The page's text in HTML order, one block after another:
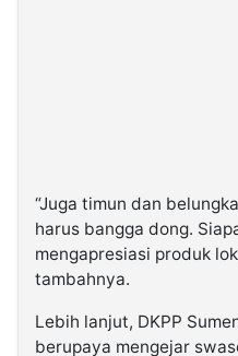
“Juga timun dan
harus bangga dong.
mengapresiasi produk
tambahnya.
Lebih lanjut, DKPP
berupaya mengejar